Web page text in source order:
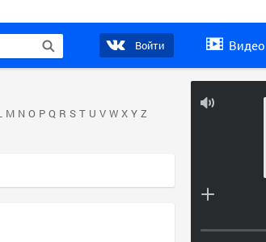
Войти Видео
M N O P Q R S T U V W X Y Z